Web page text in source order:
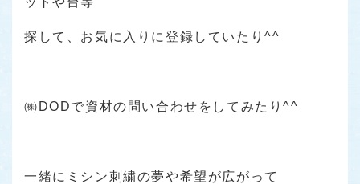
探して、お気に入りに登録していたり^^
㈱DODで資材の問い合わせをしてみたり^^
一緒にミシン刺繍の夢や希望が広がって